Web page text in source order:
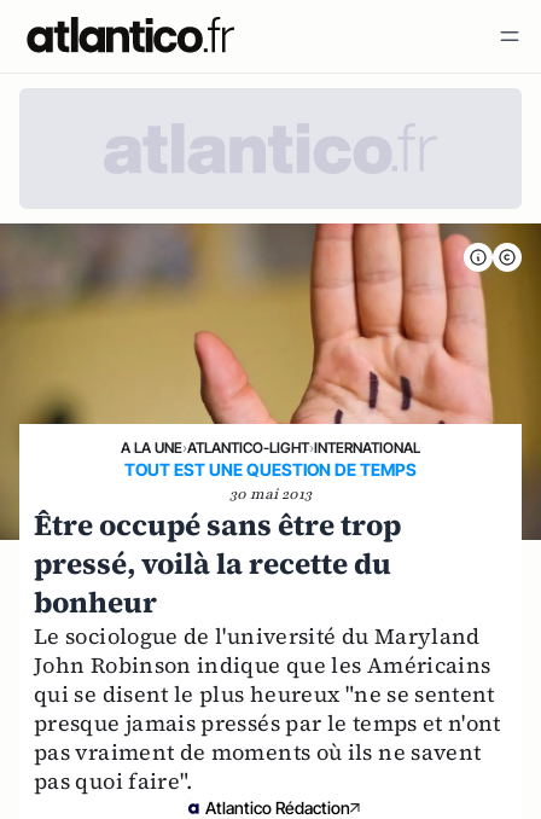
A LA UNE›ATLANTICO-LIGHT›INTERNATIONAL
TOUT EST UNE QUESTION DE TEMPS
30 mai 2013
Être occupé sans être trop
pressé, voilà la recette du
bonheur
Le sociologue de l'université du Maryland
John Robinson indique que les Américains
qui se disent le plus heureux "ne se sentent
presque jamais pressés par le temps et n'ont
pas vraiment de moments où ils ne savent
pas quoi faire".
Atlantico Rédaction